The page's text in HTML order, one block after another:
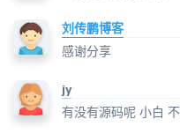
刘传鹏博客
感谢分享
jy
有没有源码呢 小白